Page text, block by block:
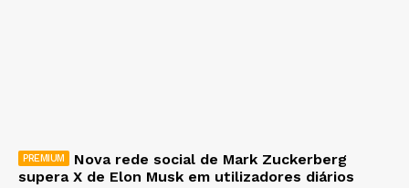
Nova rede social de Mark Zuckerberg
supera X de Elon Musk em utilizadores diários